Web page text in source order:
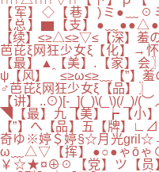
【军】◇【巷】)ミ●﹏☉
【总】▆【支】
【续】≤≥△≤≥▽≤【深】羞
芭芘ξ网狂少女ξ【化】→
【最】▲【美】.【家】
ψ【风】＾≤≥ω≤≥﹏【”】
♂芭芘ξ网狂少女ξ【品】〗
【讲】..⊙)[-_](_)\(_\)(/_)/
◥【最】九【美】┢【小】
【”】へ【品】五【牌】
奇ゆ※婷＄婷§☆月光
ω﹏△▽【挥】●○●ゃō
￥☆★¤⊕☉【党】ツ【员